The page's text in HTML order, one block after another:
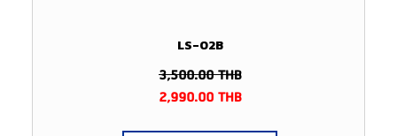
LS-02B
3,500.00THB
2,990.00THB